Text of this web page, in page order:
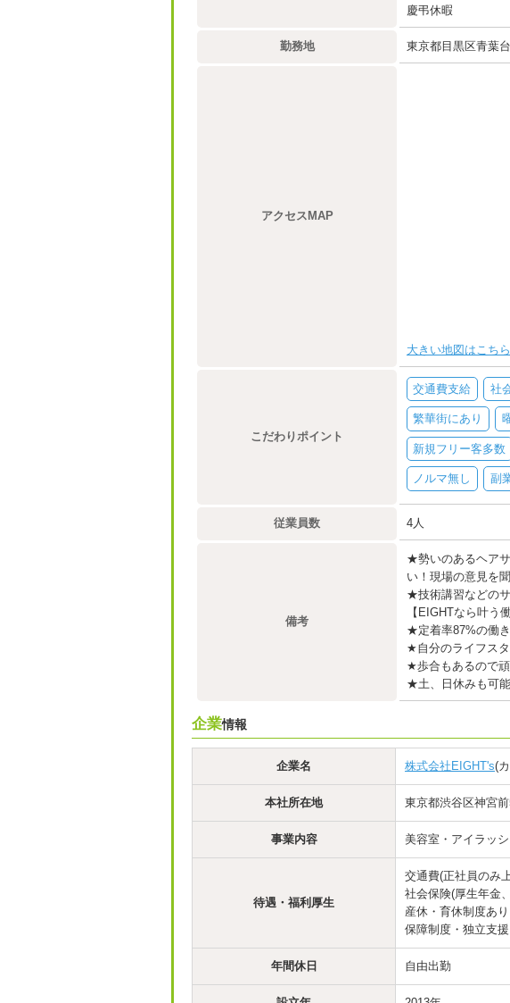
慶弔休暇
勤務地 東京都目黒区青葉
アクセスMAP
大きい地図はこちら
こだわりポイント
交通費支給 社
繁華街にあり
新規フリー客多数
ノルマ無し 副
従業員数 4人
備考
★勢いのあるヘア
い！現場の意見を
★技術講習などの
【EIGHTなら叶う
★定着率87%の働き
★自分のライフス
★歩合もあるので
★土、日休みも可能
企業情報
企業名 株式会社EIGHT's(
本社所在地 東京都渋谷区神宮
事業内容 美容室・アイラッ
待遇・福利厚生
交通費(正社員のみ
社会保険(厚生年金
産休・育休制度あり
保障制度・独立支
年間休日 自由出勤